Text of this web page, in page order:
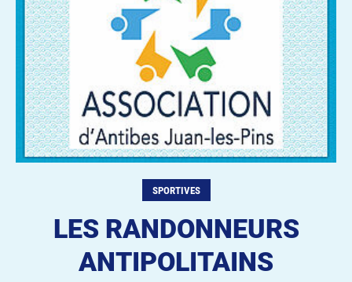
SPORTIVES
LES RANDONNEURS
ANTIPOLITAINS